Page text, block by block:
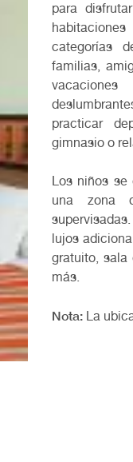
para
categorías
familias,
practicar
gimnasio o
Los niños se
una zona
lujos
gratuito, sala
más.
Nota: La